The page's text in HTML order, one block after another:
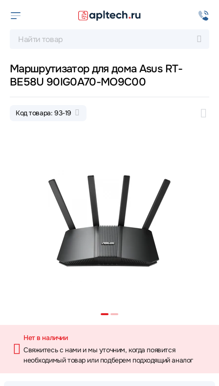
Маршрутизатор для дома Asus RT-
BE58U 90IG0A70-MO9C00
Код товара: 93-19
Нет в наличии
Свяжитесь с нами и мы уточним, когда появится
необходимый товар или подберем подходящий аналог